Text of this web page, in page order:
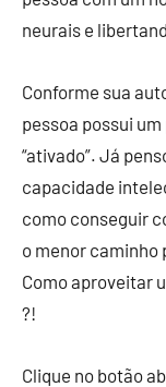
neurais e
Conforme sua
pessoa possui
“ativado”. Já
capacidade
como conseguir
o menor caminho
Como aproveitar
?!
Clique no botão